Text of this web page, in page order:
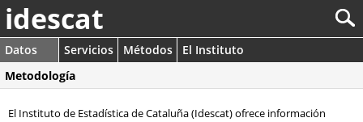
idescat
Datos Servicios Métodos
El Instituto
Metodología
El Instituto de Estadística de Cataluña (Idescat) ofrece información